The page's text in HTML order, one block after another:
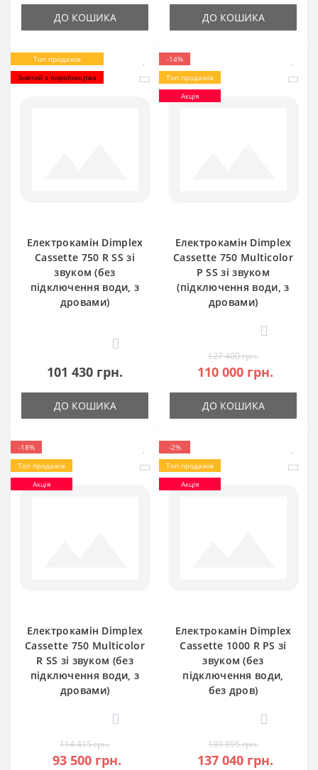
ДО КОШИКА ДО КОШИКА
Топ продажів
Знятий з виробництва
Електрокамін Dimplex
Cassette 750 R SS зі
звуком (без
підключення води, з
дровами)
0
101 430 грн.
ДО КОШИКА
-14%
Топ продажів
Акція
Електрокамін Dimplex
Cassette 750 Multicolor
P SS зі звуком
(підключення води, з
дровами)
0
127 400 грн.
110 000 грн.
ДО КОШИКА
-18%
Топ продажів
Акція
Електрокамін Dimplex
Cassette 750 Multicolor
R SS зі звуком (без
підключення води, з
дровами)
0
114 415 грн.
93 500 грн.
-2%
Топ продажів
Акція
Електрокамін Dimplex
Cassette 1000 R PS зі
звуком (без
підключення води,
без дров)
0
139 895 грн.
137 040 грн.